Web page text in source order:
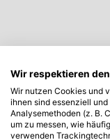
Wir respektieren
Wir nutzen Cookies und
ihnen sind essenziell
Analysemethoden (z. B.
um zu messen, wie
verwenden